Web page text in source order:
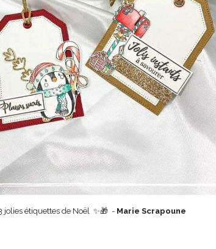
jolies étiquettes de Noël ✨🎁 - Marie Scrapoune